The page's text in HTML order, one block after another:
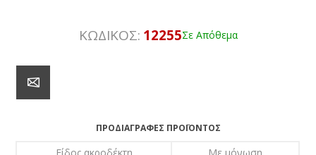
ΚΩΔΙΚΟΣ: 12255Σε Απόθεμα
ΠΡΟΔΙΑΓΡΑΦΈΣ ΠΡΟΪΌΝΤΟΣ
Είδος ακροδέκτη
Με μόνωση